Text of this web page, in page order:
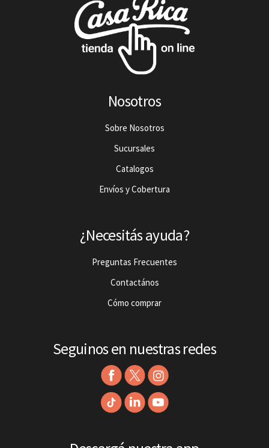
Nosotros
Sobre Nosotros
Sucursales
Catalogos
Envíos y Cobertura
¿Necesitás ayuda?
Preguntas Frecuentes
Contactános
Cómo comprar
Seguinos en nuestras redes